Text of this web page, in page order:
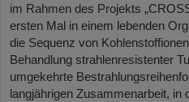
im Rahmen des Projekts
ersten Mal in einem lebenden
die Sequenz von
Behandlung strahlenresistenter
umgekehrte
langjährigen Zusammenarbeit, in